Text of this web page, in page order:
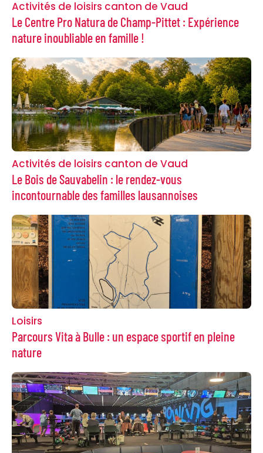
Activités de loisirs canton de Vaud
Le Centre Pro Natura de Champ-Pittet : Expérience
nature inoubliable en famille !
Activités de loisirs canton de Vaud
Le Bois de Sauvabelin : le rendez-vous
incontournable des familles lausannoises
Loisirs
Parcours Vita à Bulle : un espace sportif en pleine
nature